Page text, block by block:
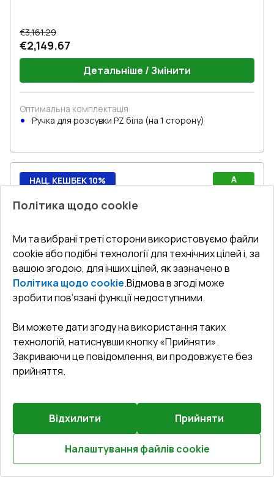
Розрахуй онлайн
€3,161.29
€2,149.67
Детальніше / Змінити
Оптимальна комплектація
Ручкa для розсувки PZ біла (на 1 сторону)
A
НАЦ. КЕШБЕК 10%
Попереднє
Залиште відгук
Розсувні терасні двері 3500x2100 мм REHAU SYNEGO
(Похило-зсувні) Білий (RAL 9016) з двох сторін
Профільна система
Склопакет: 4 LE - P 16 Ar - 4 - P 14 Ar - 4 LE
Політика щодо cookie
Ми та вибрані треті сторони використовуємо файли
cookie або подібні технології для технічних цілей і, за
вашою згодою, для інших цілей, як зазначено в
Політика щодо cookie.Відмова в згоді може
зробити пов’язані функції недоступними.
Ви можете дати згоду на використання таких
технологій, натиснувши кнопку «Прийняти».
Закриваючи це повідомлення, ви продовжуєте без
прийняття.
Відхилити Прийняти
Налаштування файлів cookie